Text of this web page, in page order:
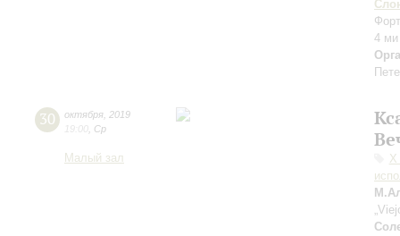
4 ми
30 октября 2019
19:00
Ср
Малый зал
Х